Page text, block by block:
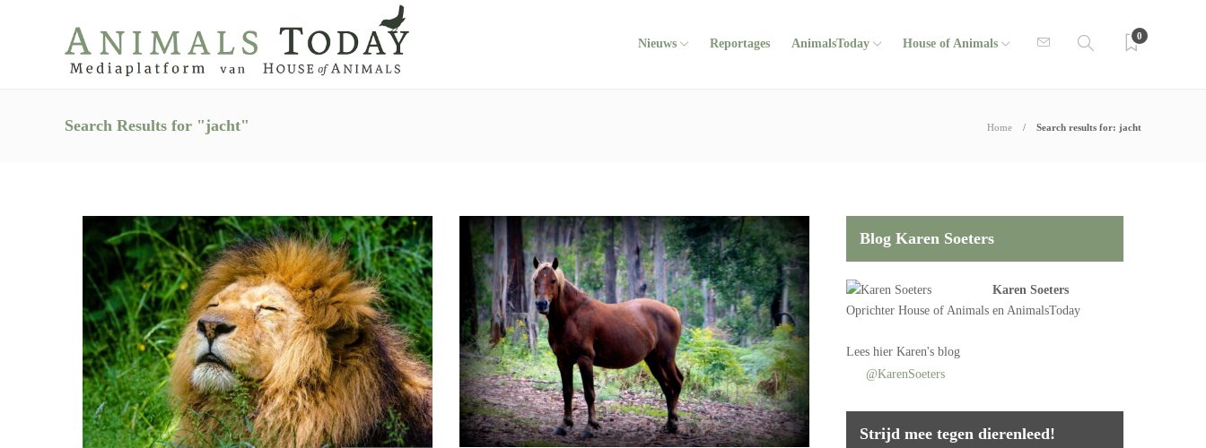
Nieuws Reportages AnimalsToday House of Animals
0
Search Results for "jacht" Home Search results for: jacht
Blog Karen Soeters
Karen Soeters
Oprichter House of Animalsen AnimalsToday
Lees hier Karen's blog
@KarenSoeters
Strijd mee tegen dierenleed!